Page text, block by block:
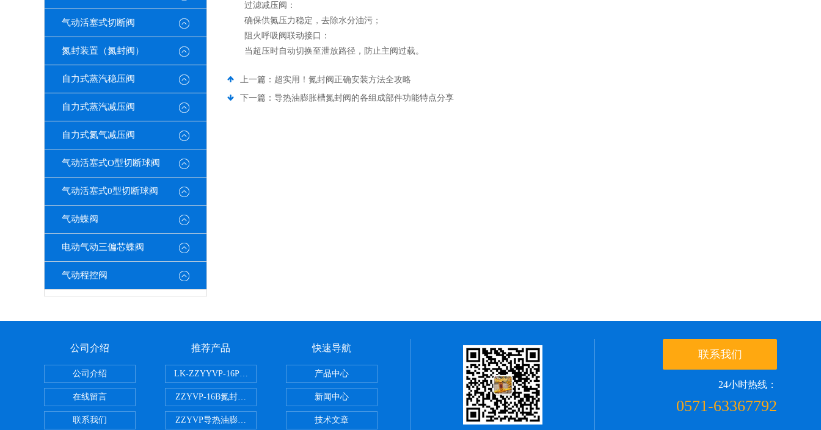
气动活塞式切断阀
氮封装置（氮封阀）
自力式蒸汽稳压阀
自力式蒸汽减压阀
自力式氮气减压阀
气动活塞式O型切断球阀
气动活塞式0型切断球阀
气动蝶阀
电动气动三偏芯蝶阀
气动程控阀
过滤减压阀：
确保供氮压力稳定，去除水分油污；
阻火呼吸阀联动接口：
当超压时自动切换至泄放路径，防止主阀过载。
上一篇： 超实用！氮封阀正确安装方法全攻略
下一篇： 导热油膨胀槽氮封阀的各组成部件功能特点分享
公司介绍
公司介绍
在线留言
联系我们
推荐产品
LK-ZZYYVP-16P不锈钢氮封阀
ZZYVP-16B氮封供氮阀
ZZYVP导热油膨胀槽氮封阀
快速导航
产品中心
新闻中心
技术文章
联系我们
24小时热线：
0571-63367792